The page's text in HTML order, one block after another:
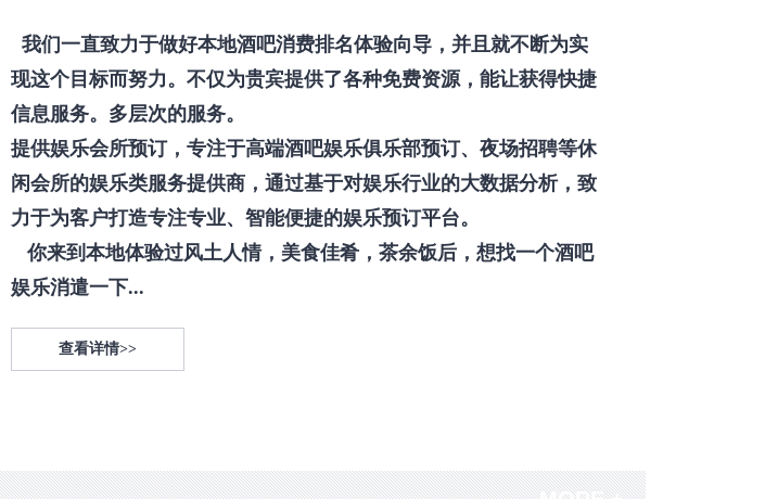
我们一直致力于做好本地酒吧消费排名体验向导，并且就不断为实
现这个目标而努力。不仅为贵宾提供了各种免费资源，能让获得快捷
信息服务。多层次的服务。
提供娱乐会所预订，专注于高端酒吧娱乐俱乐部预订、夜场招聘等休
闲会所的娱乐类服务提供商，通过基于对娱乐行业的大数据分析，致
力于为客户打造专注专业、智能便捷的娱乐预订平台。
你来到本地体验过风土人情，美食佳肴，茶余饭后，想找一个酒吧
娱乐消遣一下...
查看详情>>